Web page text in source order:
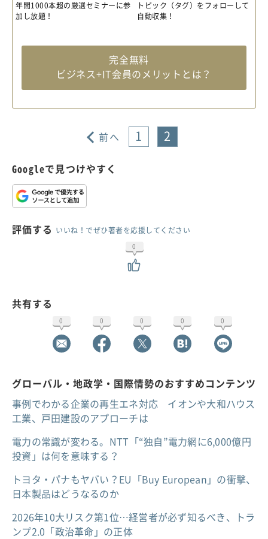
年間1000本超の厳選セミナーに参
加し放題！
トピック（タグ）をフォローして
自動収集！
完全無料
ビジネス+IT会員のメリットとは？
前へ 1 2
Googleで見つけやすく
評価する いいね！でぜひ著者を応援してください
0
共有する
0 0 0 0 0
グローバル・地政学・国際情勢のおすすめコンテンツ
事例でわかる企業の再生エネ対応 イオンや大和ハウス
工業、戸田建設のアプローチは
電力の常識が変わる。NTT「“独自”電力網に6,000億円
投資」は何を意味する？
トヨタ・パナもヤバい？EU「Buy European」の衝撃、
日本製品はどうなるのか
2026年10大リスク第1位…経営者が必ず知るべき、トラ
ンプ2.0「政治革命」の正体